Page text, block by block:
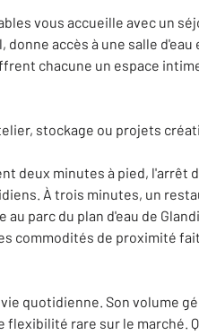
vous accueille avec un
accès à une salle
chacune un espace
stockage ou projets
deux minutes à pied, l'arrêt
À trois minutes, un
parc du plan d'eau de
de proximité
quotidienne. Son volume
rare sur le marché.